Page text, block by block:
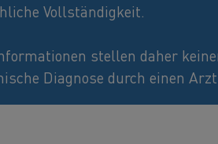
Vollständigkeit.
stellen daher
Diagnose durch einen